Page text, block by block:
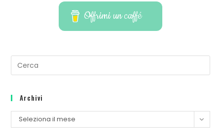
Offrimi un caffé
Archivi
Seleziona il mese